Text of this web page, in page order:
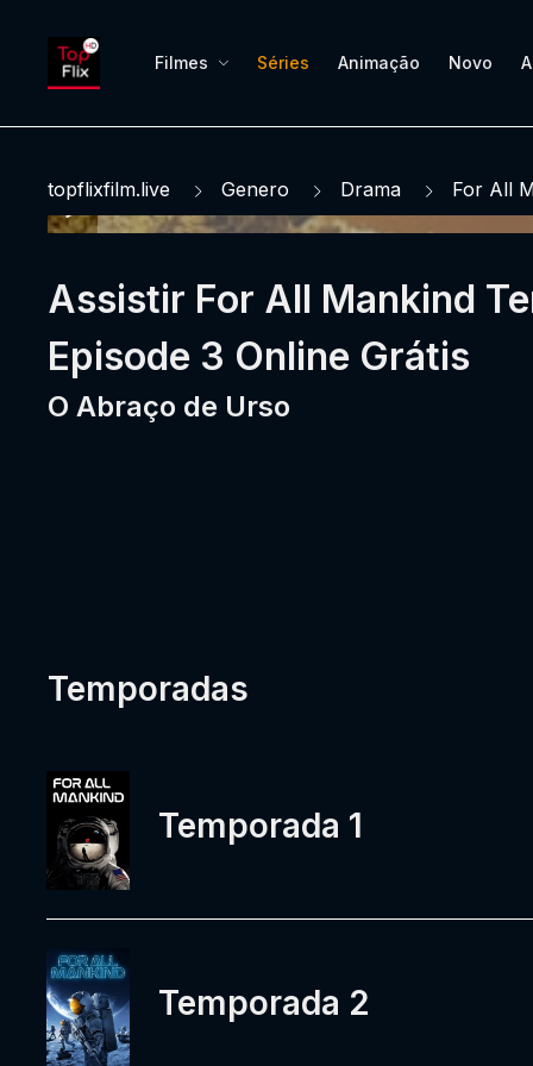
Filmes Séries Animação Novo
topflixfilm.live Genero Drama For All
Assistir For All Mankind
Episode 3 Online Grátis
O Abraço de Urso
Temporadas
Temporada 1
Temporada 2